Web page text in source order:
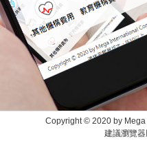
Copyright © 2020 by
建議瀏覽